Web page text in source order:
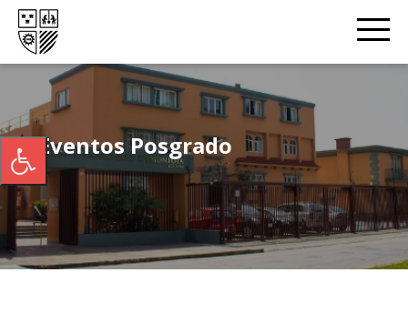
Eventos Posgrado